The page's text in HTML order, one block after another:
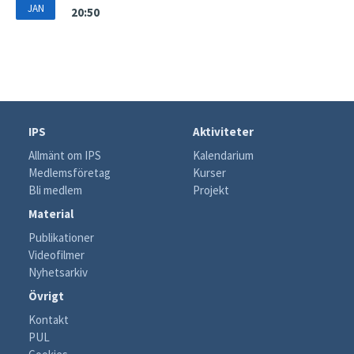
JAN 20:50
IPS
Allmänt om IPS
Medlemsföretag
Bli medlem
Aktiviteter
Kalendarium
Kurser
Projekt
Material
Publikationer
Videofilmer
Nyhetsarkiv
Övrigt
Kontakt
PUL